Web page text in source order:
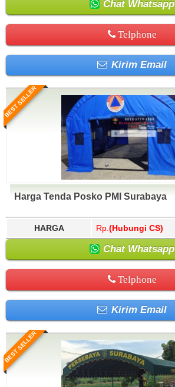
Chat Whatsapp
Telphone
Kirim Email
BEST SELLER
Harga Tenda Posko PMI Surabaya
HARGA Rp. (Hubungi CS)
Chat Whatsapp
Telphone
Kirim Email
BEST SELLER